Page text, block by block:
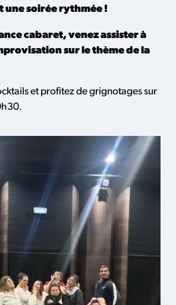
une soirée rythmée !
cabaret, venez assister à
sur le thème de la
et profitez de grignotages sur